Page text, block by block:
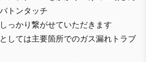
トンタッチ
っかり繋がせていただきます
しては主要箇所でのガス漏れトラブ